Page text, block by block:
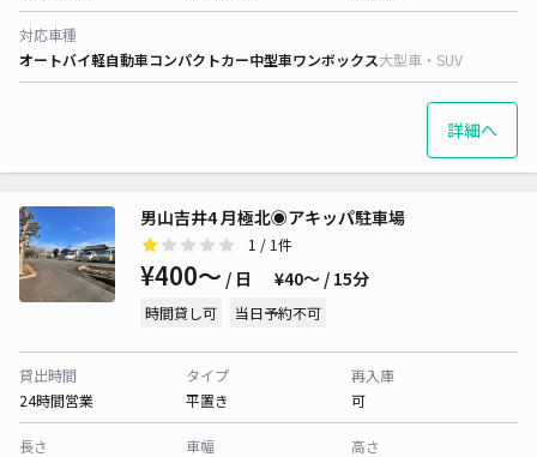
対応車種
オートバイ軽自動車コンパクトカー中型車ワンボックス大型車・SUV
詳細へ
男山吉井4 月極北◉アキッパ駐車場
1 / 1件
¥400〜 / 日 ¥40〜 / 15分
時間貸し可 当日予約不可
貸出時間
24時間営業
タイプ
平置き
再入庫
可
長さ
車幅
高さ